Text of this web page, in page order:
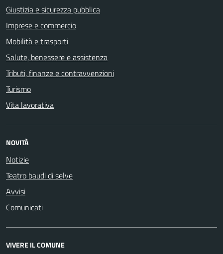
Giustizia e sicurezza pubblica
Imprese e commercio
Mobilità e trasporti
Salute, benessere e assistenza
Tributi, finanze e contravvenzioni
Turismo
Vita lavorativa
NOVITÀ
Notizie
Teatro baudi di selve
Avvisi
Comunicati
VIVERE IL COMUNE